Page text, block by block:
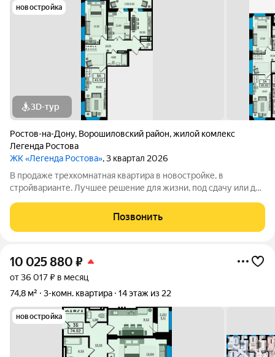
новостройка
3D-тур
Ростов-на-Дону, Ворошиловский район,жилой комлекс
Легенда Ростова
ЖК «Легенда Ростова», 3 квартал 2026
В продаже трехкомнатная квартира в новостройке, в
стройварианте. Лучшее решение для жизни, под сдачу или для
метров, с раздельным санузлом, просторная прихожая, в
которой есть место и для
Позвонить
10 025 880 ₽
от 36 017 ₽ в месяц
74,8 м²
3-комн. квартира 14 этаж из 22
новостройка